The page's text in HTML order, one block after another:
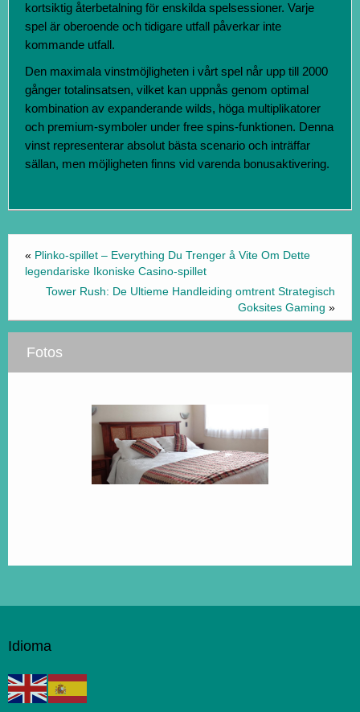
kortsiktig återbetalning för enskilda spelsessioner. Varje
spel är oberoende och tidigare utfall påverkar inte
kommande utfall.
Den maximala vinstmöjligheten i vårt spel når upp till 2000
gånger totalinsatsen, vilket kan uppnås genom optimal
kombination av expanderande wilds, höga multiplikatorer
och premium-symboler under free spins-funktionen. Denna
vinst representerar absolut bästa scenario och inträffar
sällan, men möjligheten finns vid varenda bonusaktivering.
« Plinko-spillet – Everything Du Trenger å Vite Om Dette
legendariske Ikoniske Casino-spillet
Tower Rush: De Ultieme Handleiding omtrent Strategisch
Goksites Gaming »
Fotos
Idioma